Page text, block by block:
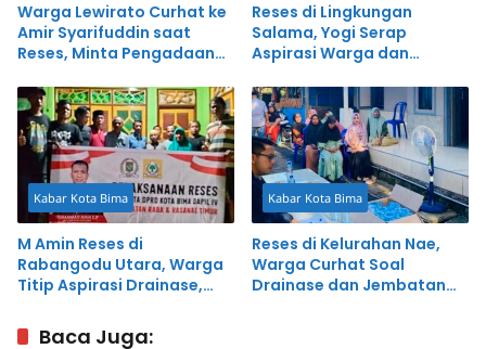
Warga Lewirato Curhat ke
Amir Syarifuddin saat
Reses, Minta Pengadaan
Reses di Lingkungan
Salama, Yogi Serap
Aspirasi Warga dan
Kabar Kota Bima
M Amin Reses di
Rabangodu Utara, Warga
Titip Aspirasi Drainase,
Kabar Kota Bima
Reses di Kelurahan Nae,
Warga Curhat Soal
Drainase dan Jembatan
Baca Juga: